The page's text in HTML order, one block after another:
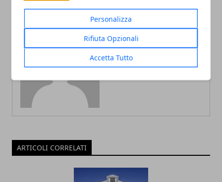
Personalizza
Rifiuta Opzionali
Accetta Tutto
Redazione
ARTICOLI CORRELATI